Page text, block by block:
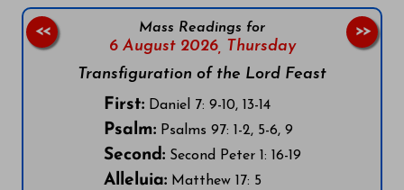
Mass Readings for
6 August 2026, Thursday
Transfiguration of the Lord Feast
First:Daniel 7: 9-10, 13-14
Psalm:Psalms 97: 1-2, 5-6, 9
Second:Second Peter 1: 16-19
Alleluia:Matthew 17: 5
<< >>